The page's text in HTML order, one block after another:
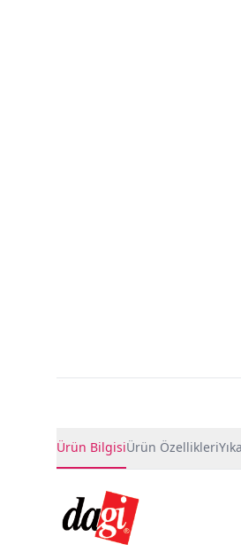
Ürün BilgisiÜrün Özellikleri